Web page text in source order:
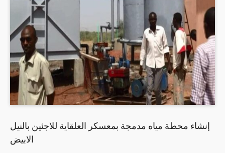
إنشاء محطة مياه مدمجة بمعسكر العلقاية للاجئين بالنيل
الابيض